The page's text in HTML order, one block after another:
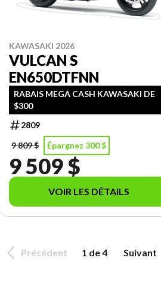
KAWASAKI 2026
VULCAN S
EN650DTFNN
RABAIS MEGA CASH KAWASAKI DE
$300
2809
9 809 $
Épargnez 300 $
9 509 $
VOIR LES DÉTAILS
Précédent 1 de 4 Suivant